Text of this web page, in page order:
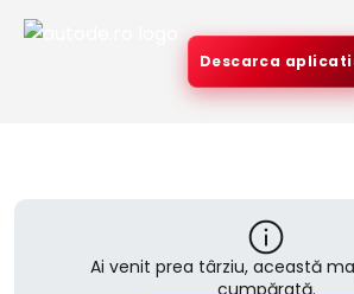
Descarca
Ai venit prea târziu, această
cumpărată.